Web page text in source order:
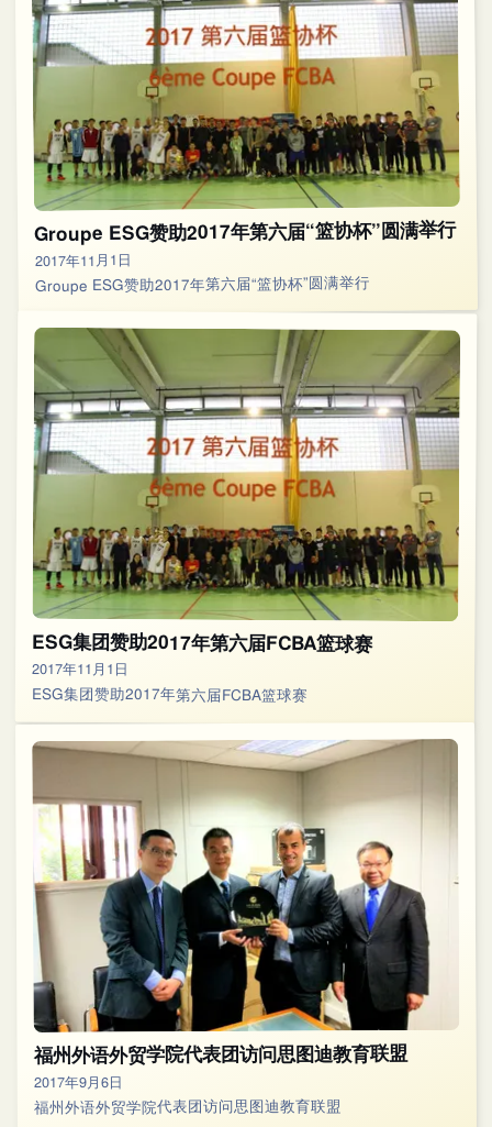
Groupe ESG赞助2017年第六届“篮协杯”圆满举行
2017年11月1日
Groupe ESG赞助2017年第六届“篮协杯”圆满举行
ESG集团赞助2017年第六届FCBA篮球赛
2017年11月1日
ESG集团赞助2017年第六届FCBA篮球赛
福州外语外贸学院代表团访问思图迪教育联盟
2017年9月6日
福州外语外贸学院代表团访问思图迪教育联盟